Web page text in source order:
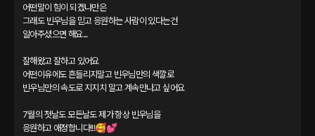
어떤말이 힘이 되겠냐만은
그래도 빈우님을 믿고 응원하는 사람이 있다는건
알아주셨으면 해요...
잘해왔고 잘하고 있어요
어떤이유에도 흔들리지말고 빈우님만의 색깔로
빈우님만의 속도로 지지치 말고 계속만나고 싶어요
7월의 첫날도 모든날도 제가 항상 빈우님을
응원하고 애정합니다!!!🥰💕